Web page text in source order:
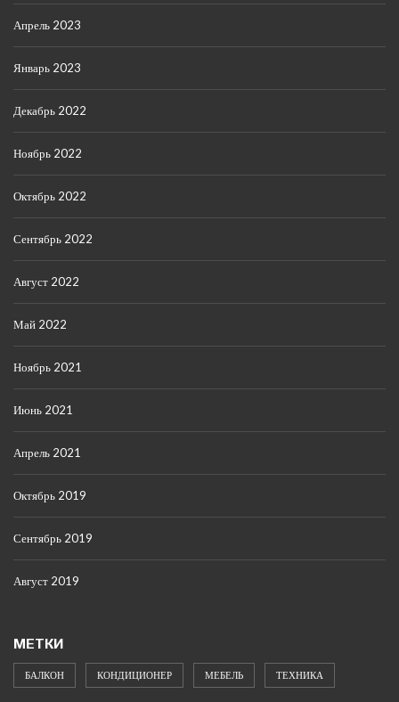
Апрель 2023
Январь 2023
Декабрь 2022
Ноябрь 2022
Октябрь 2022
Сентябрь 2022
Август 2022
Май 2022
Ноябрь 2021
Июнь 2021
Апрель 2021
Октябрь 2019
Сентябрь 2019
Август 2019
МЕТКИ
БАЛКОН КОНДИЦИОНЕР МЕБЕЛЬ ТЕХНИКА